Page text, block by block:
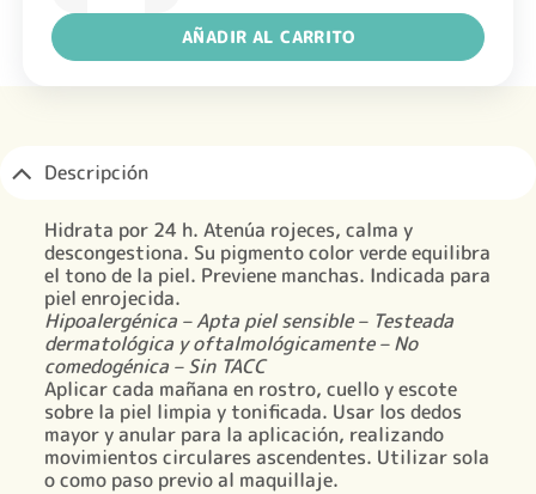
$ 44.662,00. $
AÑADIR AL CARRITO
Descripción
Hidrata por 24 h. Atenúa rojeces, calma y
descongestiona. Su pigmento color verde equilibra
el tono de la piel. Previene manchas. Indicada para
piel enrojecida.
Hipoalergénica – Apta piel sensible – Testeada
dermatológica y oftalmológicamente – No
comedogénica – Sin TACC
Aplicar cada mañana en rostro, cuello y escote
sobre la piel limpia y tonificada. Usar los dedos
mayor y anular para la aplicación, realizando
movimientos circulares ascendentes. Utilizar sola
o como paso previo al maquillaje.